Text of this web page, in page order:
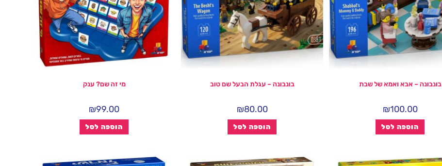
בונבונה – אבא ואמא של שבת
₪100.00
הוספה לסל
בונבונה – עגלת הבעל שם טוב
₪80.00
הוספה לסל
מי זה שם? ענק
₪99.00
הוספה לסל